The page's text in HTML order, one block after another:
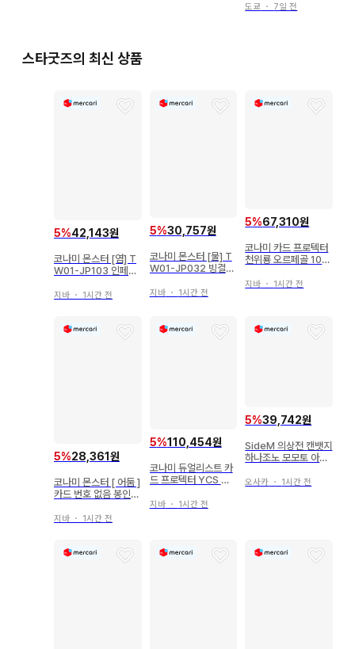
도쿄 ・ 7일 전
스타굿즈의 최신 상품
5%42,143원
코나미 몬스터 [염] T
W01-JP103 인페르
크릿
지바 ・ 1시간 전
5%30,757원
코나미 몬스터 [물] T
W01-JP032 빙결계
지바・ 1시간 전
5%67,310원
코나미 카드 프로텍터
천위룡 오르페골 100
지바 ・ 1시간 전
5%28,361원
코나미 몬스터 [ 어둠 ]
카드 번호 없음 봉인된
지바 ・ 1시간 전
5%110,454원
코나미 듀얼리스트 카
드 프로텍터 YCS 나
100장
지바・ 1시간 전
5%39,742원
SideM 의상전 캔뱃지
하나조노 모모토 아키
오사카 ・ 1시간 전